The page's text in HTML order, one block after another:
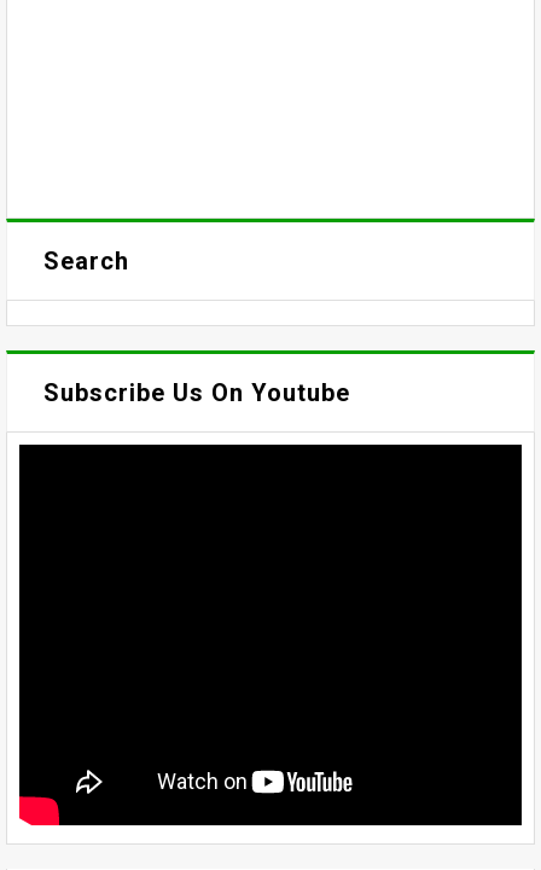
Search
Subscribe Us On Youtube